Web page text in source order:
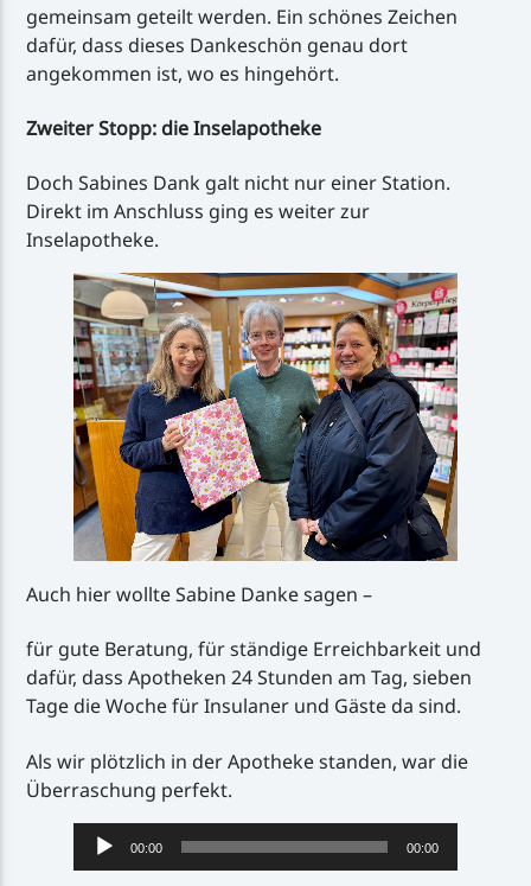
gemeinsam geteilt werden. Ein schönes Zeichen
dafür, dass dieses Dankeschön genau dort
angekommen ist, wo es hingehört.
Zweiter Stopp: die Inselapotheke
Doch Sabines Dank galt nicht nur einer Station.
Direkt im Anschluss ging es weiter zur
Inselapotheke.
Auch hier wollte Sabine Danke sagen –
für gute Beratung, für ständige Erreichbarkeit und
dafür, dass Apotheken 24 Stunden am Tag, sieben
Tage die Woche für Insulaner und Gäste da sind.
Als wir plötzlich in der Apotheke standen, war die
Überraschung perfekt.
Audio-
Player
00:00 00:00